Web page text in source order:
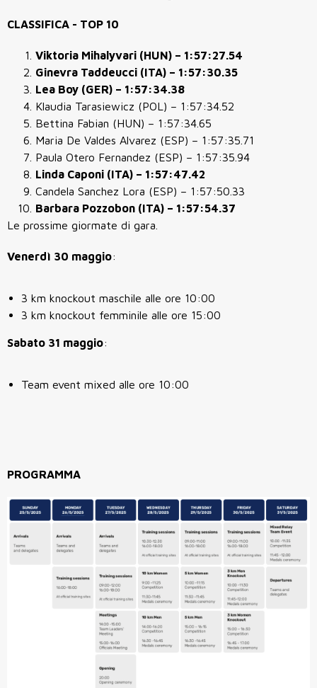
CLASSIFICA - TOP 10
Viktoria Mihalyvari (HUN) – 1:57:27.54
Ginevra Taddeucci (ITA) – 1:57:30.35
Lea Boy (GER) – 1:57:34.38
Klaudia Tarasiewicz (POL) – 1:57:34.52
Bettina Fabian (HUN) – 1:57:34.65
Maria De Valdes Alvarez (ESP) – 1:57:35.71
Paula Otero Fernandez (ESP) – 1:57:35.94
Linda Caponi (ITA) – 1:57:47.42
Candela Sanchez Lora (ESP) – 1:57:50.33
Barbara Pozzobon (ITA) – 1:57:54.37
Le prossime giormate di gara.
Venerdì 30 maggio:
3 km knockout maschile alle ore 10:00
3 km knockout femminile alle ore 15:00
Sabato 31 maggio:
Team event mixed alle ore 10:00
PROGRAMMA